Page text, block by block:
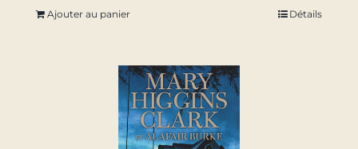
Ajouter au panier Détails